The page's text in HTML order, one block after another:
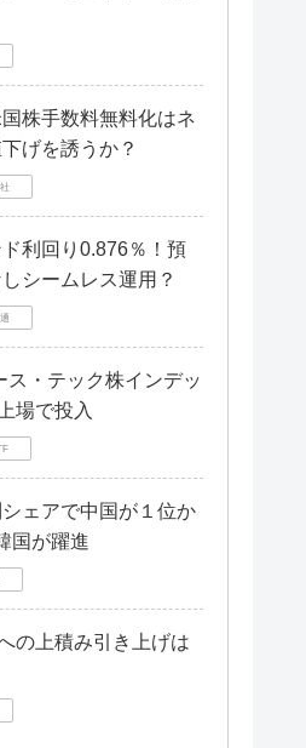
株手数料無料化はネ
げを誘うか？
利回り0.876％！預
シームレス運用？
ス・テック株インデッ
場で投入
ェアで中国が１位か
国が躍進
の上積み引き上げは